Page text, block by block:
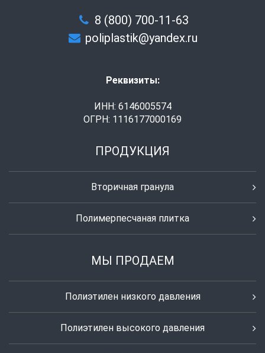
8 (800) 700-11-63
poliplastik@yandex.ru
Реквизиты:
ИНН: 6146005574
ОГРН: 1116177000169
ПРОДУКЦИЯ
Вторичная гранула
Полимерпесчаная плитка
МЫ ПРОДАЕМ
Полиэтилен низкого давления
Полиэтилен высокого давления